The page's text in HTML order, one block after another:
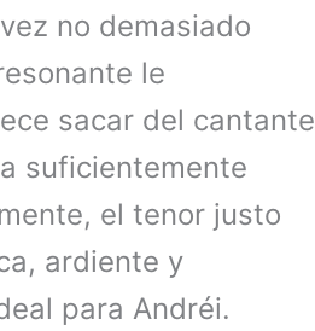
no demasiado
le
sacar del cantante
suficientemente
el tenor justo
ardiente y
para Andréi.